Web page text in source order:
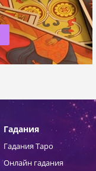
Гадания
Гадания Таро
Онлайн гадания